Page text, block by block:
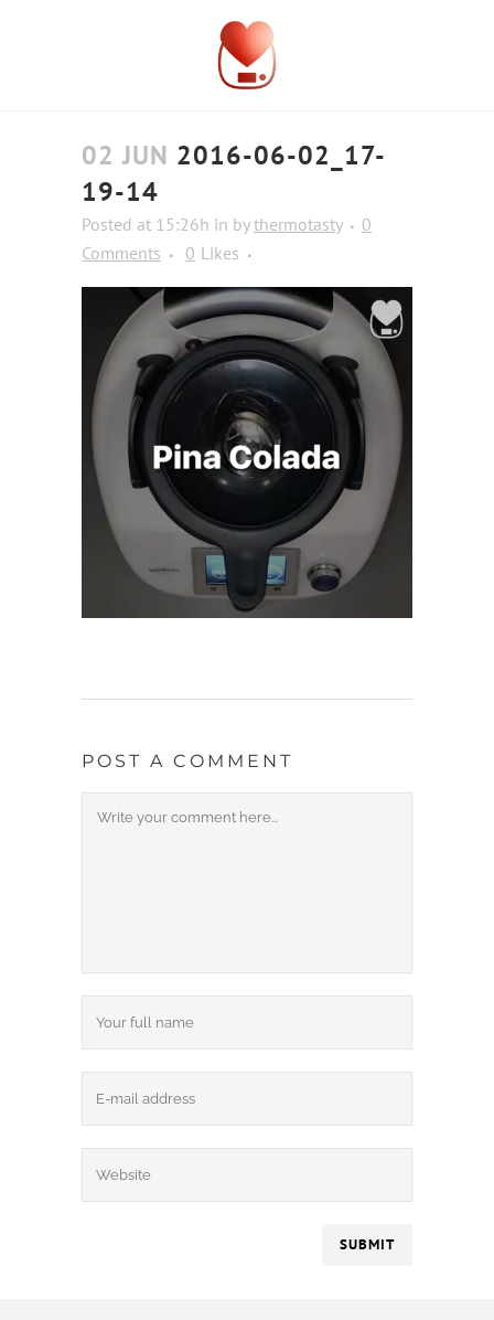
02 JUN 2016-06-02_17-
19-14
Posted at 15:26h in bythermotasty
0
Comments
0 Likes
POST A COMMENT